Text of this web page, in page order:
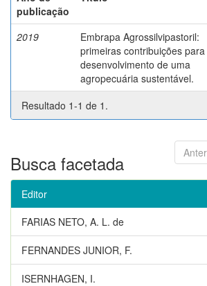
publicação
2019
Embrapa Agrossilvipastoril:
primeiras contribuições para
desenvolvimento de uma
agropecuária sustentável.
Resultado 1-1 de 1.
Busca facetada
Editor
FARIAS NETO, A. L. de
FERNANDES JUNIOR, F.
ISERNHAGEN, I.